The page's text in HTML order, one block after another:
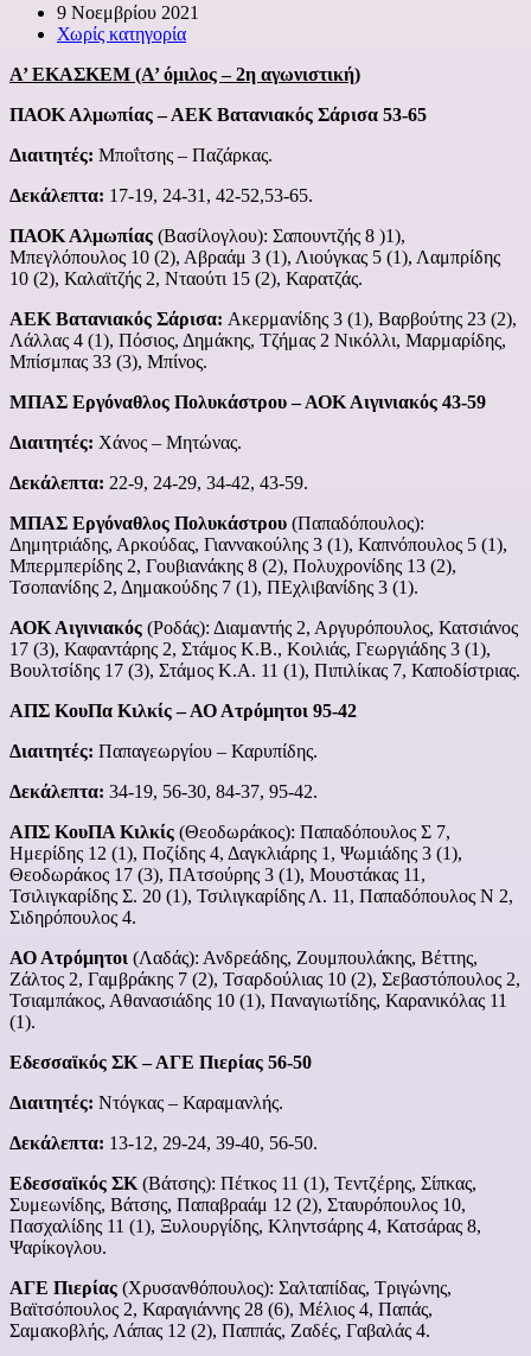
9 Νοεμβρίου 2021
Χωρίς κατηγορία
Α’ ΕΚΑΣΚΕΜ (Α’ όμιλος – 2η αγωνιστική)
ΠΑΟΚ Αλμωπίας – ΑΕΚ Βατανιακός Σάρισα 53-65
Διαιτητές: Μποΐτσης – Παζάρκας.
Δεκάλεπτα: 17-19, 24-31, 42-52,53-65.
ΠΑΟΚ Αλμωπίας (Βασίλογλου): Σαπουντζής 8 )1),
Μπεγλόπουλος 10 (2), Αβραάμ 3 (1), Λιούγκας 5 (1), Λαμπρίδης
10 (2), Καλαϊτζής 2, Νταούτι 15 (2), Καρατζάς.
ΑΕΚ Βατανιακός Σάρισα: Ακερμανίδης 3 (1), Βαρβούτης 23 (2),
Λάλλας 4 (1), Πόσιος, Δημάκης, Τζήμας 2 Νικόλλι, Μαρμαρίδης,
Μπίσμπας 33 (3), Μπίνος.
ΜΠΑΣ Εργόναθλος Πολυκάστρου – ΑΟΚ Αιγινιακός 43-59
Διαιτητές: Χάνος – Μητώνας.
Δεκάλεπτα: 22-9, 24-29, 34-42, 43-59.
ΜΠΑΣ Εργόναθλος Πολυκάστρου (Παπαδόπουλος):
Δημητριάδης, Αρκούδας, Γιαννακούλης 3 (1), Καπνόπουλος 5 (1),
Μπερμπερίδης 2, Γουβιανάκης 8 (2), Πολυχρονίδης 13 (2),
Τσοπανίδης 2, Δημακούδης 7 (1), ΠΕχλιβανίδης 3 (1).
ΑΟΚ Αιγινιακός (Ροδάς): Διαμαντής 2, Αργυρόπουλος, Κατσιάνος
17 (3), Καφαντάρης 2, Στάμος Κ.Β., Κοιλιάς, Γεωργιάδης 3 (1),
Βουλτσίδης 17 (3), Στάμος Κ.Α. 11 (1), Πιπιλίκας 7, Καποδίστριας.
ΑΠΣ ΚουΠα Κιλκίς – ΑΟ Ατρόμητοι 95-42
Διαιτητές: Παπαγεωργίου – Καρυπίδης.
Δεκάλεπτα: 34-19, 56-30, 84-37, 95-42.
ΑΠΣ ΚουΠΑ Κιλκίς (Θεοδωράκος): Παπαδόπουλος Σ 7,
Ημερίδης 12 (1), Ποζίδης 4, Δαγκλιάρης 1, Ψωμιάδης 3 (1),
Θεοδωράκος 17 (3), ΠΑτσούρης 3 (1), Μουστάκας 11,
Τσιλιγκαρίδης Σ. 20 (1), Τσιλιγκαρίδης Λ. 11, Παπαδόπουλος Ν 2,
Σιδηρόπουλος 4.
ΑΟ Ατρόμητοι (Λαδάς): Ανδρεάδης, Ζουμπουλάκης, Βέττης,
Ζάλτος 2, Γαμβράκης 7 (2), Τσαρδούλιας 10 (2), Σεβαστόπουλος 2,
Τσιαμπάκος, Αθανασιάδης 10 (1), Παναγιωτίδης, Καρανικόλας 11
(1).
Εδεσσαϊκός ΣΚ – ΑΓΕ Πιερίας 56-50
Διαιτητές: Ντόγκας – Καραμανλής.
Δεκάλεπτα: 13-12, 29-24, 39-40, 56-50.
Εδεσσαϊκός ΣΚ (Βάτσης): Πέτκος 11 (1), Τεντζέρης, Σίπκας,
Συμεωνίδης, Βάτσης, Παπαβραάμ 12 (2), Σταυρόπουλος 10,
Πασχαλίδης 11 (1), Ξυλουργίδης, Κληντσάρης 4, Κατσάρας 8,
Ψαρίκογλου.
ΑΓΕ Πιερίας (Χρυσανθόπουλος): Σαλταπίδας, Τριγώνης,
Βαϊτσόπουλος 2, Καραγιάννης 28 (6), Μέλιος 4, Παπάς,
Σαμακοβλής, Λάπας 12 (2), Παππάς, Ζαδές, Γαβαλάς 4.